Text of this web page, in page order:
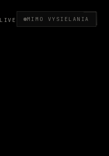
LIVE MIMO VYSIELANIA